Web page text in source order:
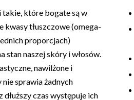
takie, które bogate są w
kwasy tłuszczowe (omega-
proporcjach)
stan naszej skóry i włosów.
nawilżone i
nie sprawia żadnych
czas występuje ich